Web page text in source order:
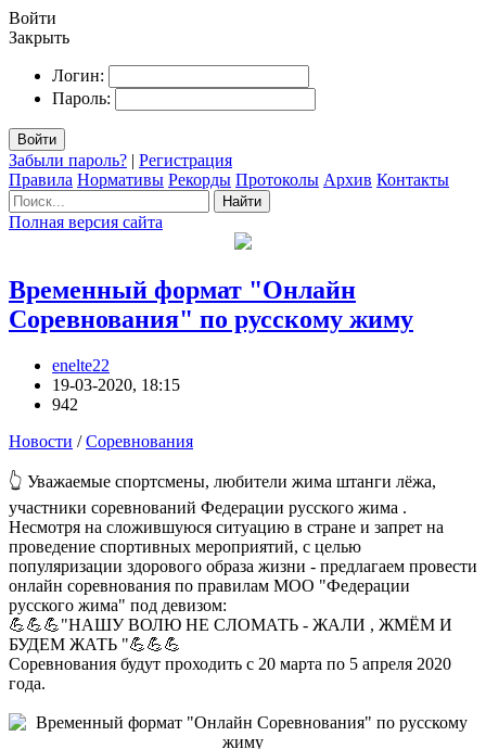
Войти
Закрыть
Логин:
Пароль:
Войти
Забыли пароль? | Регистрация
Правила Нормативы Рекорды Протоколы Архив Контакты
Найти
Полная версия сайта
Временный формат "Онлайн
Соревнования" по русскому жиму
enelte22
19-03-2020, 18:15
942
Новости /Соревнования
👆 Уважаемые спортсмены, любители жима штанги лёжа,
участники соревнований Федерации русского жима .
Несмотря на сложившуюся ситуацию в стране и запрет на
проведение спортивных мероприятий, с целью
популяризации здорового образа жизни - предлагаем провести
онлайн соревнования по правилам МОО "Федерации
русского жима" под девизом:
💪💪💪"НАШУ ВОЛЮ НЕ СЛОМАТЬ - ЖАЛИ , ЖМЁМ И
БУДЕМ ЖАТЬ "💪💪💪
Соревнования будут проходить с 20 марта по 5 апреля 2020
года.